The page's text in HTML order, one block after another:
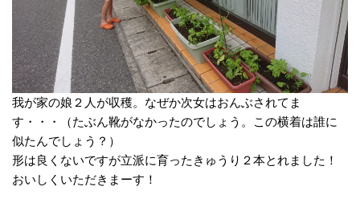
我が家の娘２人が収穫。なぜか次女はおんぶされてま
す・・・（たぶん靴がなかったのでしょう。この横着は誰に
似たんでしょう？）
形は良くないですが立派に育ったきゅうり２本とれました！
おいしくいただきまーす！